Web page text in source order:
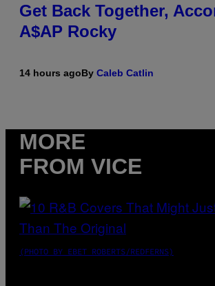
Get Back Together,
A$AP Rocky
14 hours agoBy Caleb Catlin
MORE
FROM VICE
(PHOTO BY EBET ROBERTS/REDFERNS)